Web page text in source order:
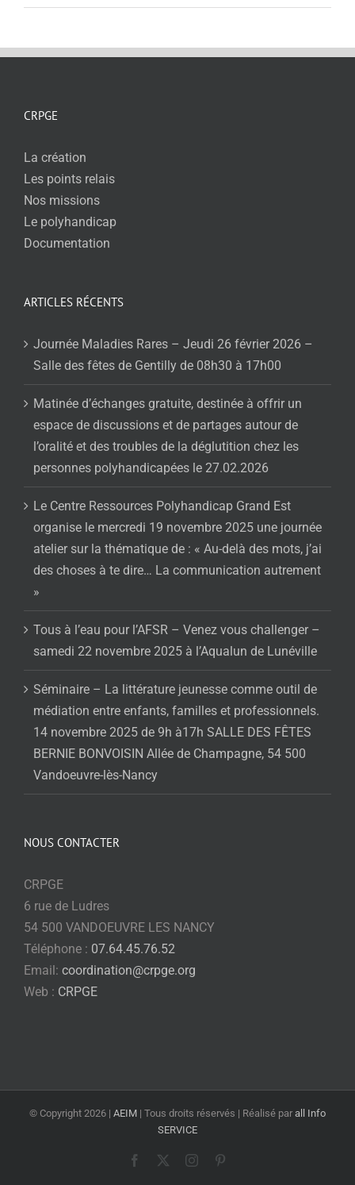
CRPGE
La création
Les points relais
Nos missions
Le polyhandicap
Documentation
ARTICLES RÉCENTS
Journée Maladies Rares – Jeudi 26 février 2026 –
Salle des fêtes de Gentilly de 08h30 à 17h00
Matinée d’échanges gratuite, destinée à offrir un
espace de discussions et de partages autour de
l’oralité et des troubles de la déglutition chez les
personnes polyhandicapées le 27.02.2026
Le Centre Ressources Polyhandicap Grand Est
organise le mercredi 19 novembre 2025 une journée
atelier sur la thématique de : « Au-delà des mots, j’ai
des choses à te dire… La communication autrement
»
Tous à l’eau pour l’AFSR – Venez vous challenger –
samedi 22 novembre 2025 à l’Aqualun de Lunéville
Séminaire – La littérature jeunesse comme outil de
médiation entre enfants, familles et professionnels.
14 novembre 2025 de 9h à17h SALLE DES FÊTES
BERNIE BONVOISIN Allée de Champagne, 54 500
Vandoeuvre-lès-Nancy
NOUS CONTACTER
CRPGE
6 rue de Ludres
54 500 VANDOEUVRE LES NANCY
Téléphone : 07.64.45.76.52
Email: coordination@crpge.org
Web : CRPGE
© Copyright 2026 | AEIM | Tous droits réservés | Réalisé par all Info
SERVICE
Facebook Instagram